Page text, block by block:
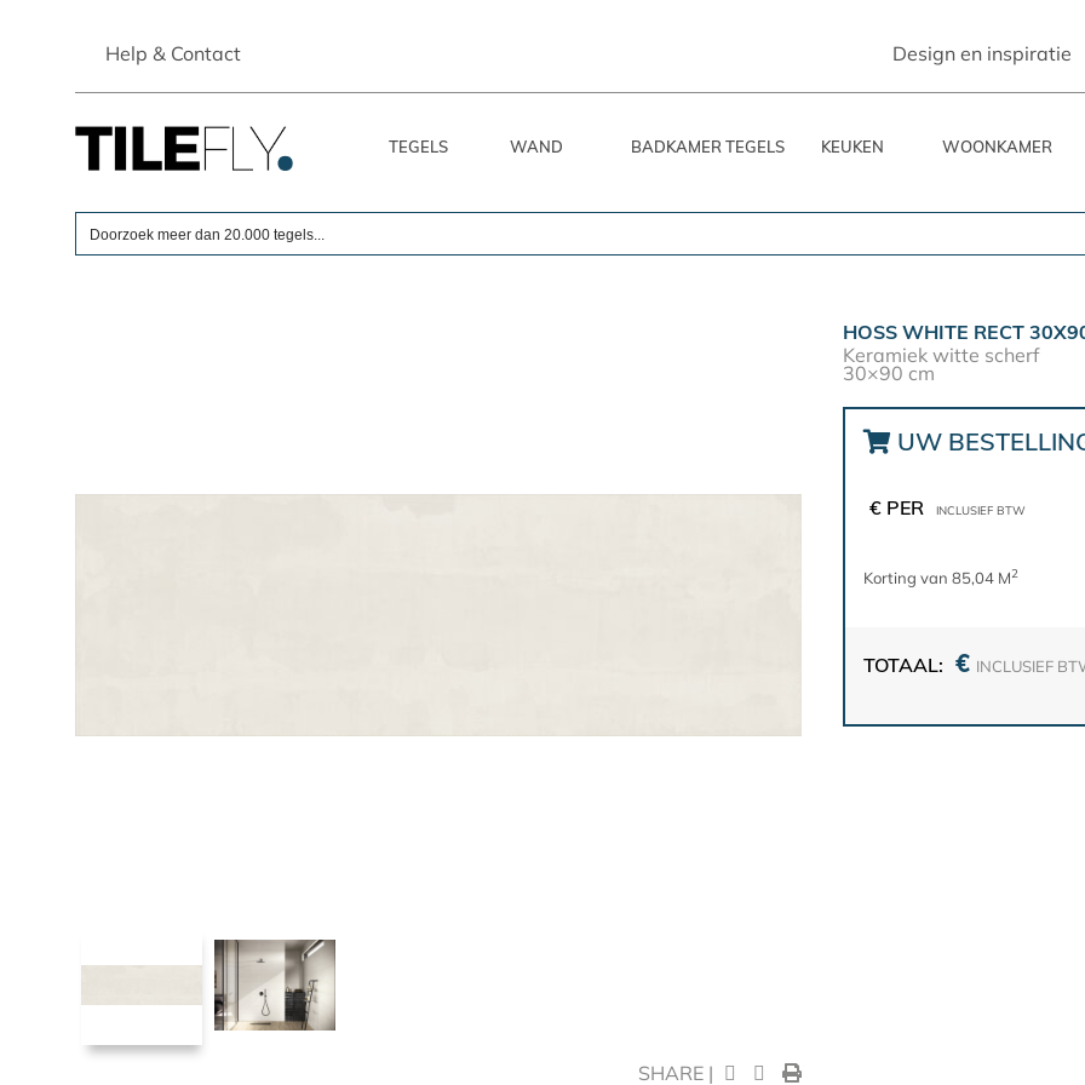
Help & Contact Design en inspiratie
TEGELS WAND BADKAMER TEGELS KEUKEN WOONKAMER
SHARE |
HOSS WHITE RECT
Keramiek witte scherf
30×90 cm
UW
€ PER INCLUSIEF BTW
Korting van 85,04 M2
TOTAAL: € INCLUSIEF